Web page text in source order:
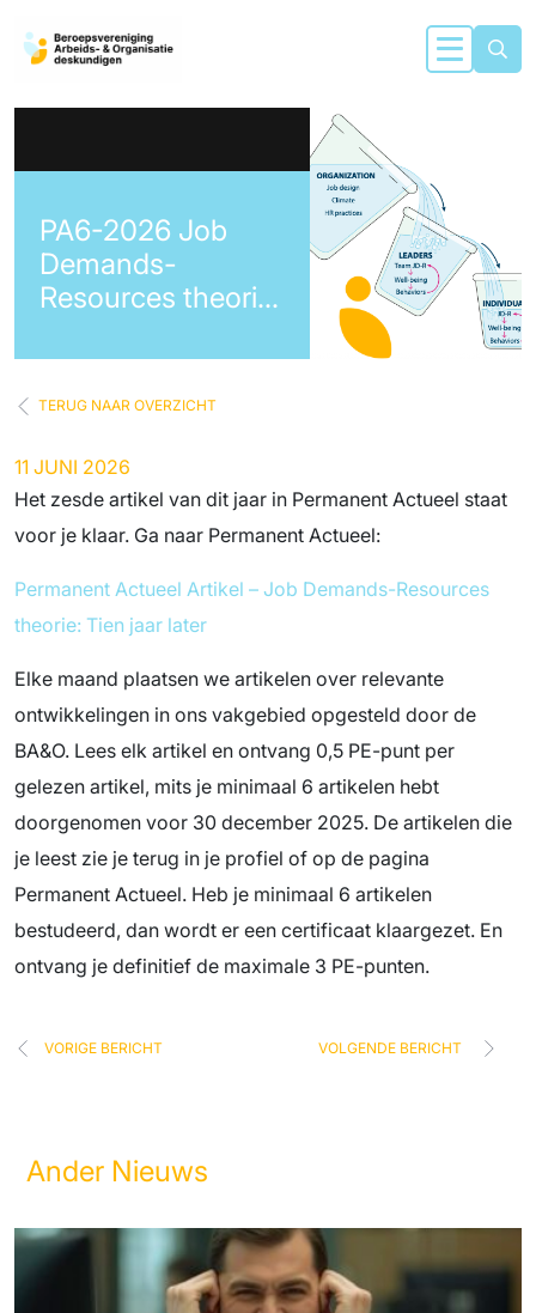
PA6-2026 Job
Demands-
Resources theorie:
TERUG NAAR OVERZICHT
11 JUNI 2026
Het zesde artikel van dit jaar in Permanent Actueel staat
voor je klaar. Ga naar Permanent Actueel:
Permanent Actueel Artikel – Job Demands-Resources
theorie: Tien jaar later
Elke maand plaatsen we artikelen over relevante
ontwikkelingen in ons vakgebied opgesteld door de
BA&O. Lees elk artikel en ontvang 0,5 PE-punt per
gelezen artikel, mits je minimaal 6 artikelen hebt
doorgenomen voor 30 december 2025. De artikelen die
je leest zie je terug in je profiel of op de pagina
Permanent Actueel. Heb je minimaal 6 artikelen
bestudeerd, dan wordt er een certificaat klaargezet. En
ontvang je definitief de maximale 3 PE-punten.
VORIGE BERICHT VOLGENDE BERICHT
Ander Nieuws